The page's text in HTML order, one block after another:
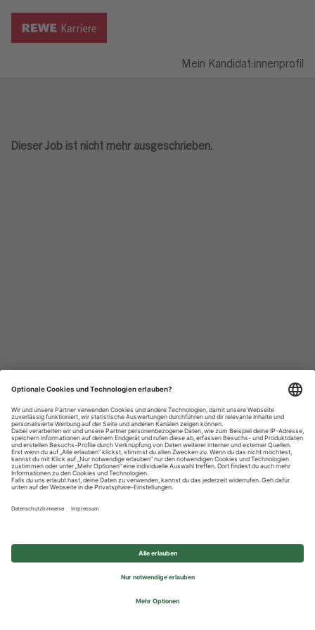
Mein Kandidat:innenprofil
Dieser Job ist nicht mehr ausgeschrieben.
Datenschutzhinweise
Impressum
Privatsphäre-Einstellungen
© 2026 REWE Group - All rights reserved